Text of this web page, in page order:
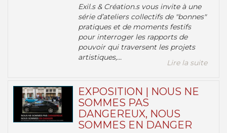
Exil.s & Création.s vous invite à une
série d’ateliers collectifs de "bonnes"
pratiques et de moments festifs
pour interroger les rapports de
pouvoir qui traversent les projets
artistiques,...
Lire la suite
EXPOSITION | NOUS NE
SOMMES PAS
DANGEREUX, NOUS
SOMMES EN DANGER